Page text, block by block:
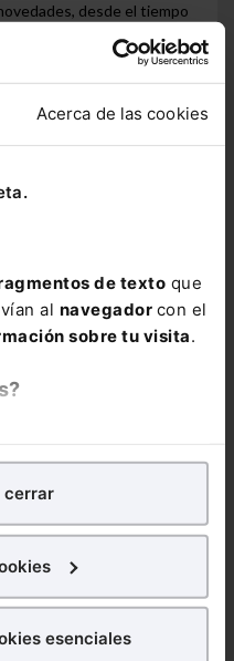
Acerca de las cookies
de texto que
al navegador con el
sobre tu visita.
tu experienciaen
con fines publicitarios,
y contenidos de tu
cerrar
esenciales
desde el tiempo
2024 los requisitos para
han cambiado. A...